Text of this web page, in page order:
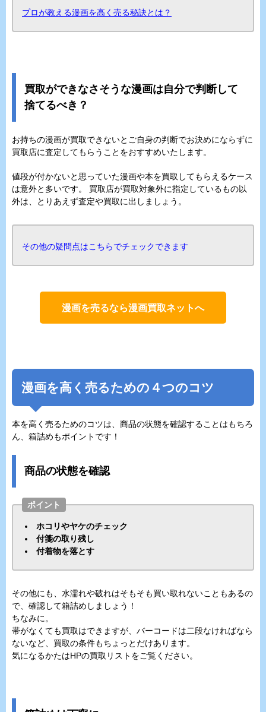
プロが教える漫画を高く売る秘訣とは？
買取ができなさそうな漫画は自分で判断して
捨てるべき？
お持ちの漫画が買取できないとご自身の判断でお決めにならずに
買取店に査定してもらうことをおすすめいたします。
値段が付かないと思っていた漫画や本を買取してもらえるケース
は意外と多いです。 買取店が買取対象外に指定しているもの以
外は、とりあえず査定や買取に出しましょう。
その他の疑問点はこちらでチェックできます
漫画を売るなら漫画買取ネットへ
漫画を高く売るための４つのコツ
本を高く売るためのコツは、商品の状態を確認することはもちろ
ん、箱詰めもポイントです！
商品の状態を確認
ポイント
ホコリやヤケのチェック
付箋の取り残し
付着物を落とす
その他にも、水濡れや破れはそもそも買い取れないこともあるの
で、確認して箱詰めしましょう！
ちなみに。
帯がなくても買取はできますが、バーコードは二段なければなら
ないなど、買取の条件もちょっとだけあります。
気になるかたはHPの買取リストをご覧ください。